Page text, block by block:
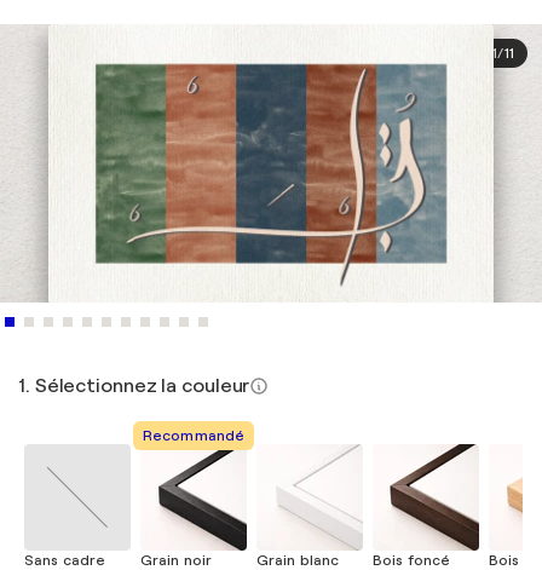
1/11
1. Sélectionnez la couleur
Sans cadre
Recommandé
Grain noir
Grain blanc
Bois foncé
Bois